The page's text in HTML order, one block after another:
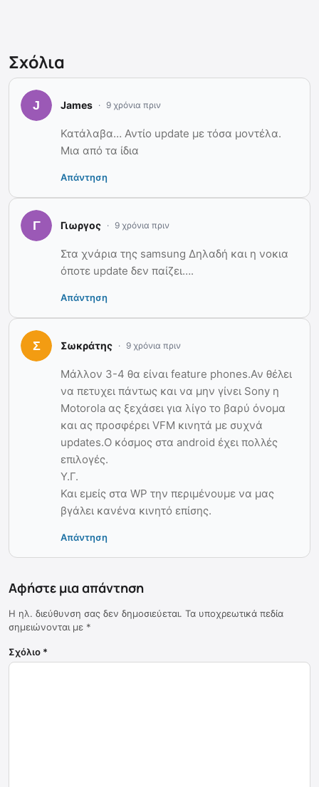
Σχόλια
James 9 χρόνια πριν
Κατάλαβα… Αντίο update με τόσα μοντέλα.
Μια από τα ίδια
Απάντηση
Γιωργος 9 χρόνια πριν
Στα χνάρια της samsung Δηλαδή και η νοκια
όποτε update δεν παίζει….
Απάντηση
Σωκράτης 9 χρόνια πριν
Μάλλον 3-4 θα είναι feature phones.Αν θέλει
να πετυχει πάντως και να μην γίνει Sony η
Motorola ας ξεχάσει για λίγο το βαρύ όνομα
και ας προσφέρει VFM κινητά με συχνά
updates.Ο κόσμος στα android έχει πολλές
επιλογές.
Υ.Γ.
Και εμείς στα WP την περιμένουμε να μας
βγάλει κανένα κινητό επίσης.
Απάντηση
Αφήστε μια απάντηση
Η ηλ. διεύθυνση σας δεν δημοσιεύεται. Τα υποχρεωτικά πεδία
σημειώνονται με *
Σχόλιο *